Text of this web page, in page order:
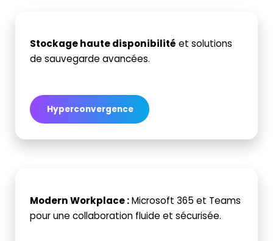
Stockage haute disponibilité et solutions
de sauvegarde avancées.
Hyperconvergence
Modern Workplace : Microsoft 365 et Teams
pour une collaboration fluide et sécurisée.